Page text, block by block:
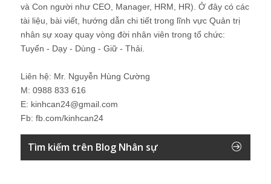
và Con người như CEO, Manager, HRM, HR). Ở đây có các
tài liệu, bài viết, hướng dẫn chi tiết trong lĩnh vực Quản trị
nhân sự xoay quay vòng đời nhân viên trong tổ chức:
Tuyển - Dạy - Dùng - Giữ - Thải.
Liên hệ: Mr. Nguyễn Hùng Cường
M: 0988 833 616
E: kinhcan24@gmail.com
Fb: fb.com/kinhcan24
Tìm kiếm trên Blog Nhân sự